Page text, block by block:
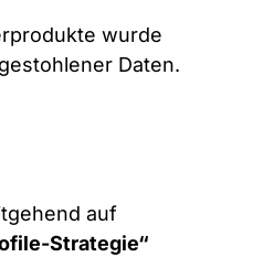
wurde
Daten.
auf
Strategie“